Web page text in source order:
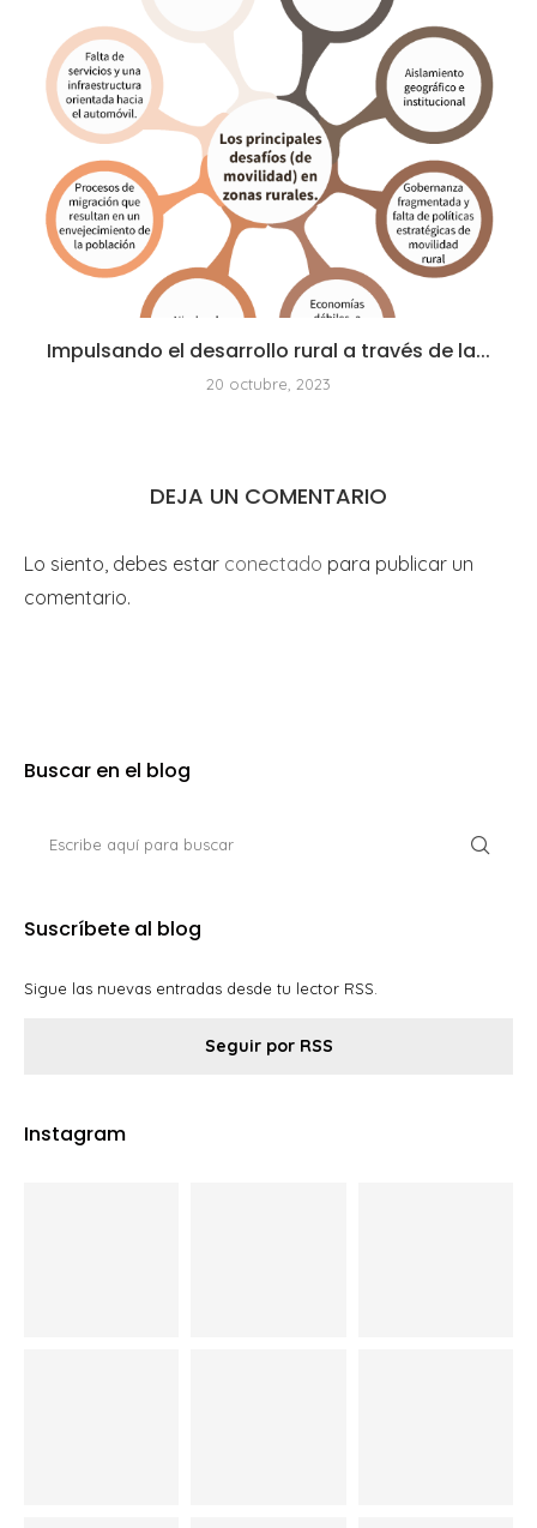
Impulsando el desarrollo rural a través de la...
20 octubre, 2023
DEJA UN COMENTARIO
Lo siento, debes estar conectado para publicar un
comentario.
Buscar en el blog
Suscríbete al blog
Sigue las nuevas entradas desde tu lector RSS.
Seguir por RSS
Instagram